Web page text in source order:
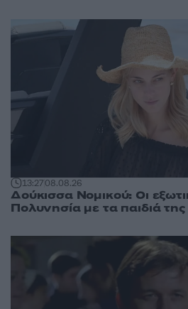
13:2708.08.26
Δούκισσα Νομικού: Οι
Πολυνησία με τα παιδιά της